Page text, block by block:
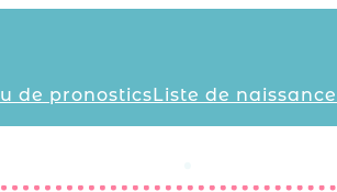
de pronosticsListe de naissance